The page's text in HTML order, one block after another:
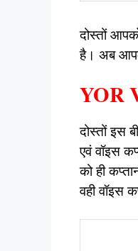
दोस्तों
है। अब
YOR
दोस्तों इस
एवं वॉइस
को ही
वही वॉइस